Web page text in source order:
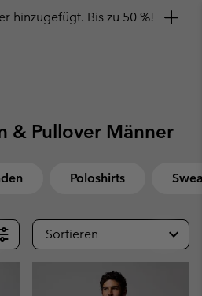
10 %-Gutschein
& Pullover Männer
Poloshirts
Sortieren